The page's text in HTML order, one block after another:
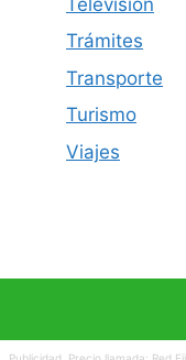
Trámites
Transporte
Turismo
Viajes